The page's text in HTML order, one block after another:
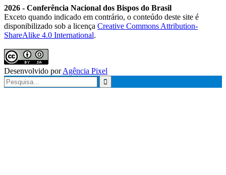
2026 - Conferência Nacional dos Bispos do Brasil
Exceto quando indicado em contrário, o conteúdo deste site é
disponibilizado sob a licença Creative Commons Attribution-
ShareAlike 4.0 International.
Desenvolvido porAgência Pixel